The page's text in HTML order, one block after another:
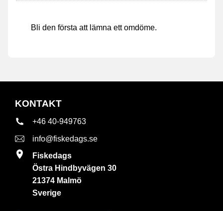
Bli den första att lämna ett omdöme.
KONTAKT
+46 40-949763
info@fiskedags.se
Fiskedags
Östra Hindbyvägen 30
21374 Malmö
Sverige